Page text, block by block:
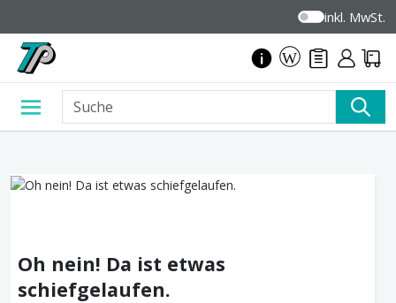
inkl. MwSt.
Oh nein! Da ist etwas
schiefgelaufen.